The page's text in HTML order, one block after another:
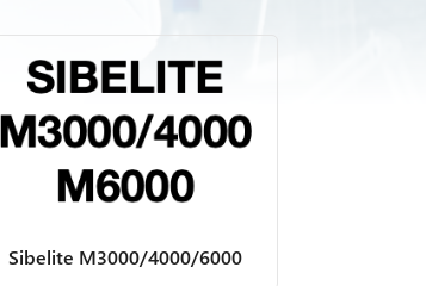
Sibelite M3000/4000/6000